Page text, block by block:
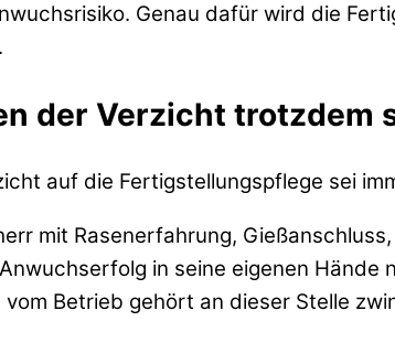
Genau dafür wird die
der Verzicht trotzdem
auf die Fertigstellungspflege sei
mit Rasenerfahrung,
in seine eigenen
Betrieb gehört an dieser Stelle